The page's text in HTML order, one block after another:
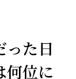
った日
何位に